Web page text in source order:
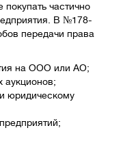
частично
В №178-
передачи права
на ООО или АО;
аукционов;
юридическому